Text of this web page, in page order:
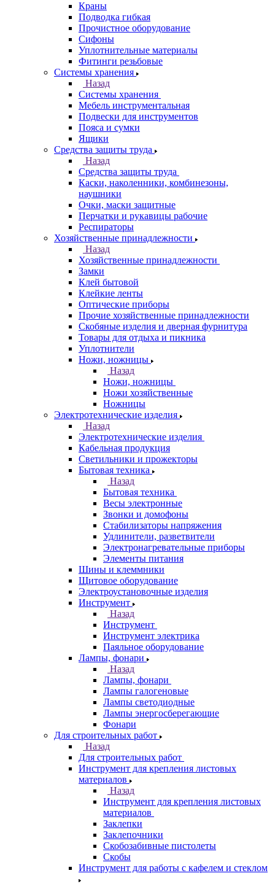
Краны
Подводка гибкая
Прочистное оборудование
Сифоны
Уплотнительные материалы
Фитинги резьбовые
Системы хранения
Назад
Системы хранения
Мебель инструментальная
Подвески для инструментов
Пояса и сумки
Ящики
Средства защиты труда
Назад
Средства защиты труда
Каски, наколенники, комбинезоны,
наушники
Очки, маски защитные
Перчатки и рукавицы рабочие
Респираторы
Хозяйственные принадлежности
Назад
Хозяйственные принадлежности
Замки
Клей бытовой
Клейкие ленты
Оптические приборы
Прочие хозяйственные принадлежности
Скобяные изделия и дверная фурнитура
Товары для отдыха и пикника
Уплотнители
Ножи, ножницы
Назад
Ножи, ножницы
Ножи хозяйственные
Ножницы
Электротехнические изделия
Назад
Электротехнические изделия
Кабельная продукция
Светильники и прожекторы
Бытовая техника
Назад
Бытовая техника
Весы электронные
Звонки и домофоны
Стабилизаторы напряжения
Удлинители, разветвители
Электронагревательные приборы
Элементы питания
Шины и клеммники
Щитовое оборудование
Электроустановочные изделия
Инструмент
Назад
Инструмент
Инструмент электрика
Паяльное оборудование
Лампы, фонари
Назад
Лампы, фонари
Лампы галогеновые
Лампы светодиодные
Лампы энергосберегающие
Фонари
Для строительных работ
Назад
Для строительных работ
Инструмент для крепления листовых
материалов
Назад
Инструмент для крепления листовых
материалов
Заклепки
Заклепочники
Скобозабивные пистолеты
Скобы
Инструмент для работы с кафелем и стеклом